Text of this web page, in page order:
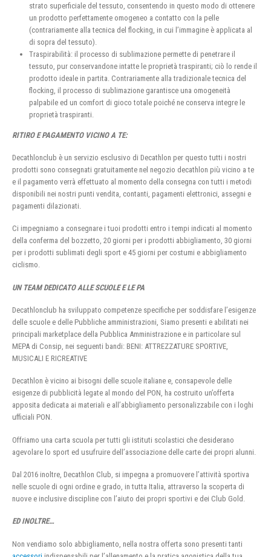
strato superficiale del tessuto, consentendo in questo modo di ottenere
un prodotto perfettamente omogeneo a contatto con la pelle
(contrariamente alla tecnica del flocking, in cui l’immagine è applicata al
di sopra del tessuto).
Traspirabilità: il processo di sublimazione permette di penetrare il
tessuto, pur conservandone intatte le proprietà traspiranti; ciò lo rende il
prodotto ideale in partita. Contrariamente alla tradizionale tecnica del
flocking, il processo di sublimazione garantisce una omogeneità
palpabile ed un comfort di gioco totale poiché ne conserva integre le
proprietà traspiranti.
RITIRO E PAGAMENTO VICINO A TE:
Decathlonclub è un servizio esclusivo di Decathlon per questo tutti i nostri
prodotti sono consegnati gratuitamente nel negozio decathlon più vicino a te
e il pagamento verrà effettuato al momento della consegna con tutti i metodi
disponibili nei nostri punti vendita, contanti, pagamenti elettronici, assegni e
pagamenti dilazionati.
Ci impegniamo a consegnare i tuoi prodotti entro i tempi indicati al momento
della conferma del bozzetto, 20 giorni per i prodotti abbigliamento, 30 giorni
per i prodotti sublimati degli sport e 45 giorni per costumi e abbigliamento
ciclismo.
UN TEAM DEDICATO ALLE SCUOLE E LE PA
Decathlonclub ha sviluppato competenze specifiche per soddisfare l’esigenze
delle scuole e delle Pubbliche amministrazioni, Siamo presenti e abilitati nei
principali marketplace della Pubblica Amministrazione e in particolare sul
MEPA di Consip, nei seguenti bandi: BENI: ATTREZZATURE SPORTIVE,
MUSICALI E RICREATIVE
Decathlon è vicino ai bisogni delle scuole italiane e, consapevole delle
esigenze di pubblicità legate al mondo del PON, ha costruito un’offerta
apposita dedicata ai materiali e all’abbigliamento personalizzabile con i loghi
ufficiali PON.
Offriamo una carta scuola per tutti gli istituti scolastici che desiderano
agevolare lo sport ed usufruire dell’associazione delle carte dei propri alunni.
Dal 2016 inoltre, Decathlon Club, si impegna a promuovere l’attività sportiva
nelle scuole di ogni ordine e grado, in tutta Italia, attraverso la scoperta di
nuove e inclusive discipline con l’aiuto dei propri sportivi e dei Club Gold.
ED INOLTRE…
Non vendiamo solo abbigliamento, nella nostra offerta sono presenti tanti